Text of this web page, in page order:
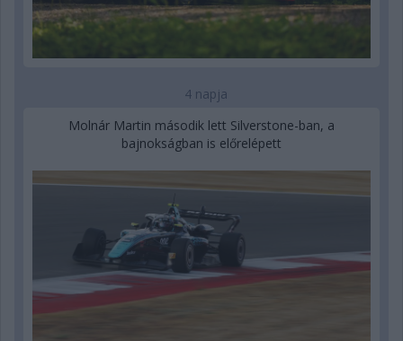
4 napja
Molnár Martin második lett Silverstone-ban, a
bajnokságban is előrelépett